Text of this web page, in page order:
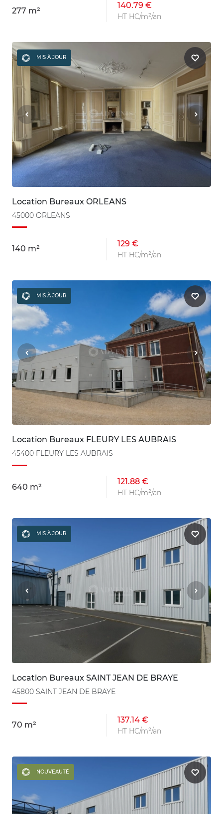
277 m²
140.79 €
HT HC/m²/an
MIS À JOUR
Location Bureaux ORLEANS
45000 ORLEANS
140 m²
129 €
HT HC/m²/an
MIS À JOUR
Location Bureaux FLEURY LES AUBRAIS
45400 FLEURY LES AUBRAIS
640 m²
121.88 €
HT HC/m²/an
MIS À JOUR
Location Bureaux SAINT JEAN DE BRAYE
45800 SAINT JEAN DE BRAYE
70 m²
137.14 €
HT HC/m²/an
NOUVEAUTÉ